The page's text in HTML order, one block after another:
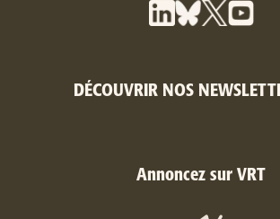
DÉCOUVRIR NOS
Annoncez sur VRT